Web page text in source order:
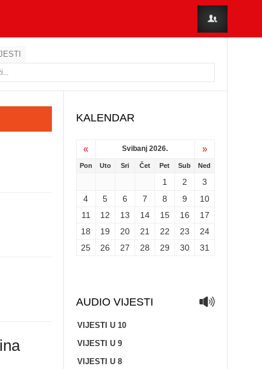
KALENDAR
« Svibanj 2026. »
Pon Uto Sri Čet Pet Sub Ned
1 2
3
4
5 6 7 8 9
10
11
12 13 14 15 16
17
18
19 20 21 22 23
24
25
26 27 28 29 30 31
AUDIO VIJESTI
VIJESTI U 10
VIJESTI U 9
VIJESTI U 8